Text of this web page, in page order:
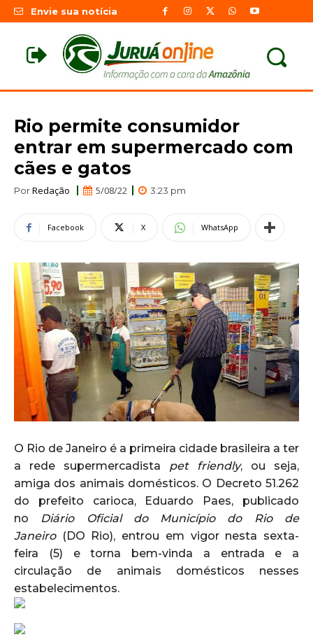
Envie sua notícia
Rio permite consumidor
entrar em supermercado com
cães e gatos
PorRedação 5/08/22 3:23 pm
Facebook X WhatsApp
O Rio de Janeiro é a primeira cidade brasileira a ter
a rede supermercadista pet friendly, ou seja,
amiga dos animais domésticos. O Decreto 51.262
do prefeito carioca, Eduardo Paes, publicado
no Diário Oficial do Município do Rio de
Janeiro(DO Rio), entrou em vigor nesta sexta-
feira (5) e torna bem-vinda a entrada e a
circulação de animais domésticos nesses
estabelecimentos.